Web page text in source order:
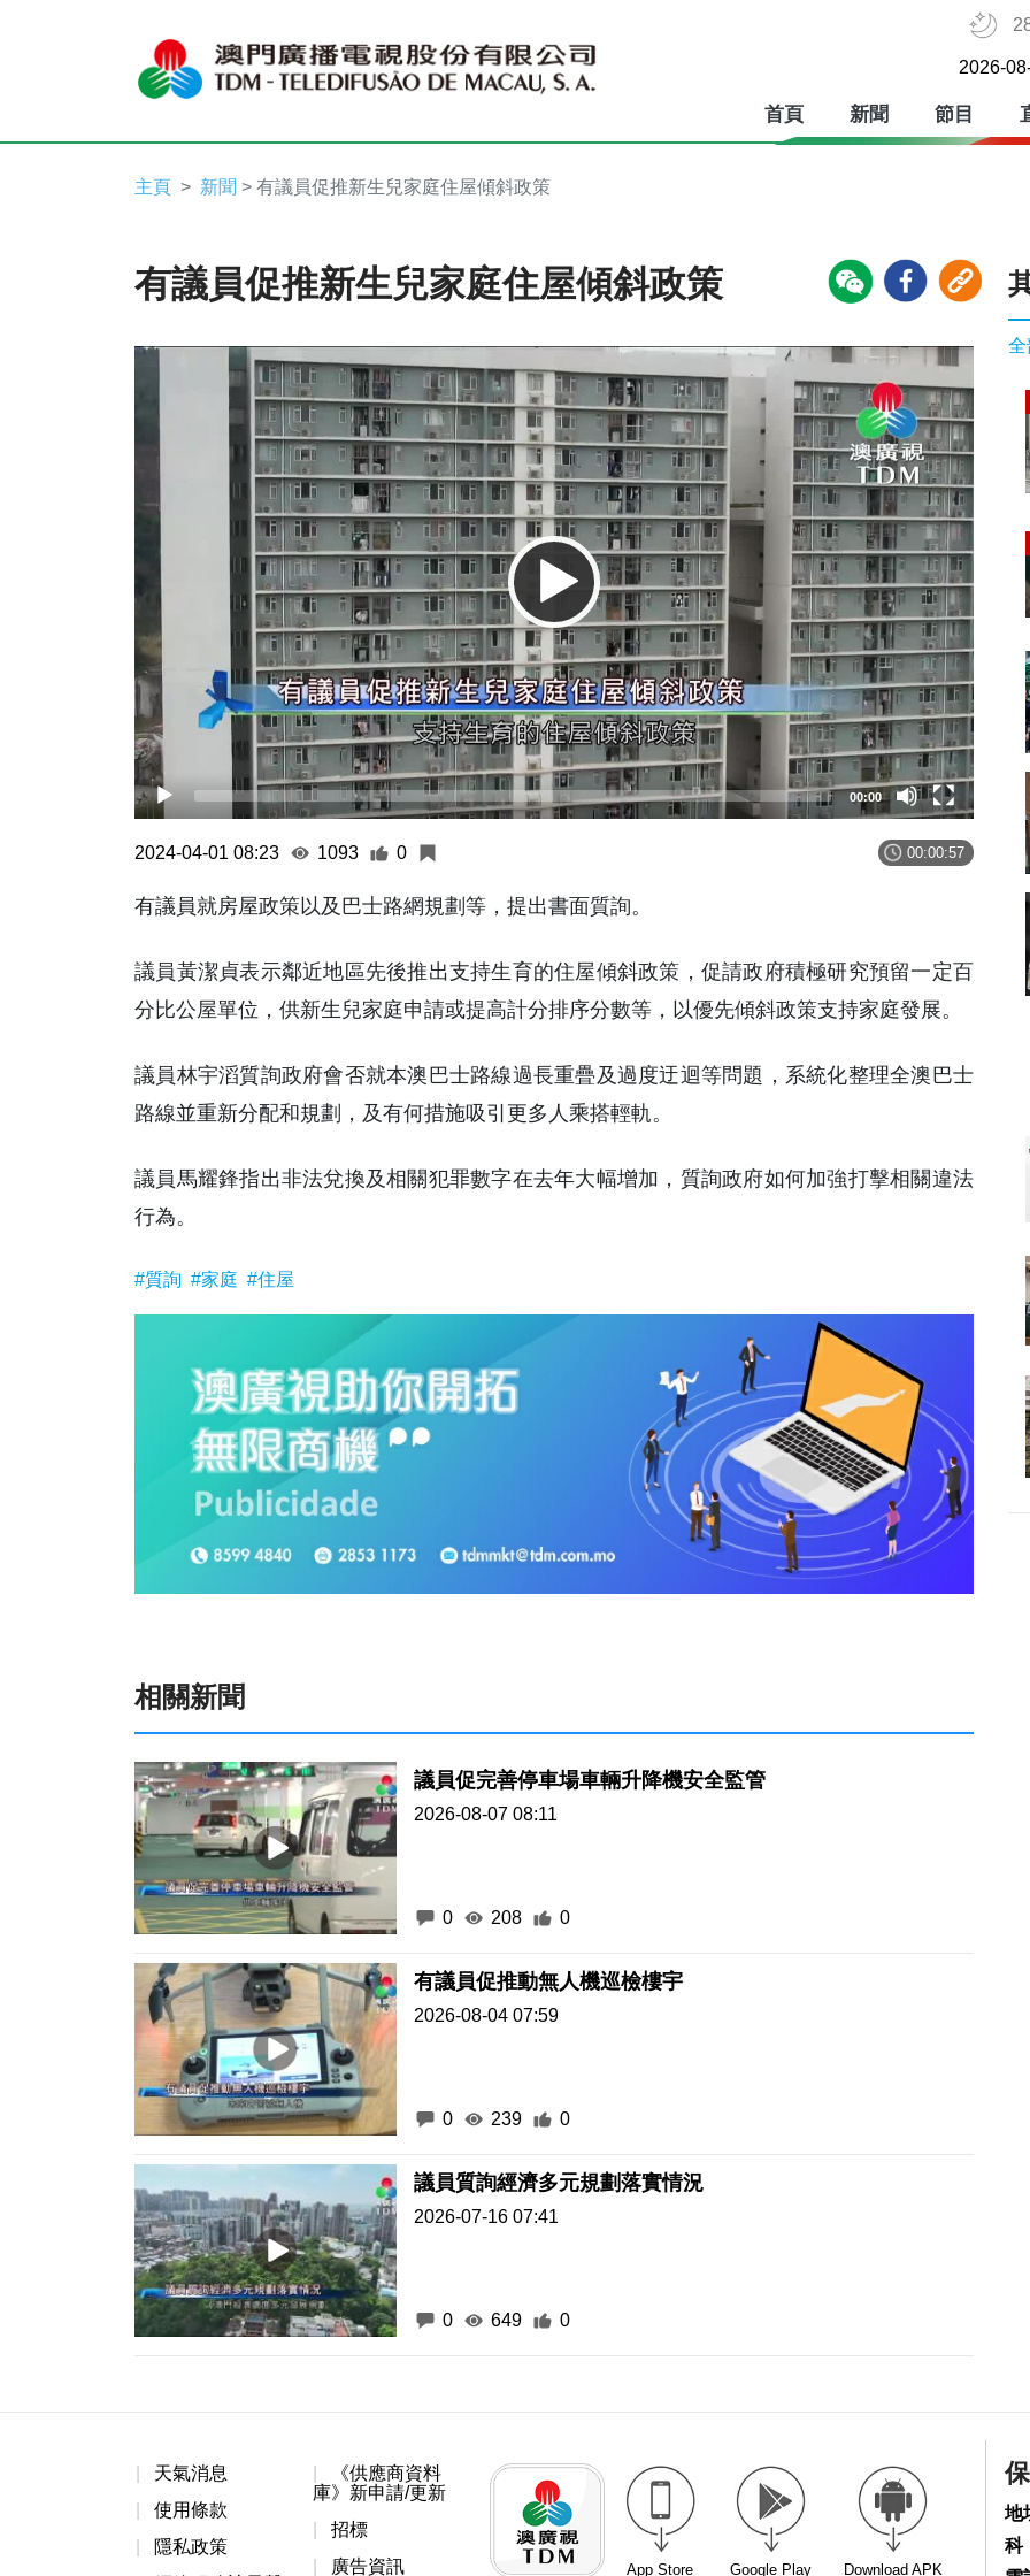
2026-
首頁 新聞 節目
主頁 新聞 > 有議員促推新生兒家庭住屋傾斜政策
有議員促推新生兒家庭住屋傾斜政策
00:00
2024-04-01 08:23 1093 0 00:00:57
有議員就房屋政策以及巴士路網規劃等，提出書面質詢。
議員黃潔貞表示鄰近地區先後推出支持生育的住屋傾斜政策，促請政府積極研究預留一定百
分比公屋單位，供新生兒家庭申請或提高計分排序分數等，以優先傾斜政策支持家庭發展。
議員林宇滔質詢政府會否就本澳巴士路線過長重疊及過度迂迴等問題，系統化整理全澳巴士
路線並重新分配和規劃，及有何措施吸引更多人乘搭輕軌。
議員馬耀鋒指出非法兌換及相關犯罪數字在去年大幅增加，質詢政府如何加強打擊相關違法
行為。
#質詢 #家庭 #住屋
相關新聞
議員促完善停車場車輛升降機安全監管
2026-08-07 08:11
0 208 0
有議員促推動無人機巡檢樓宇
2026-08-04 07:59
0 239 0
議員質詢經濟多元規劃落實情況
2026-07-16 07:41
0 649 0
全
天氣消息
使用條款
隱私政策
《供應商資料
庫》新申請/更新
招標
廣告資訊
App Store Google Play Download APK
地
科